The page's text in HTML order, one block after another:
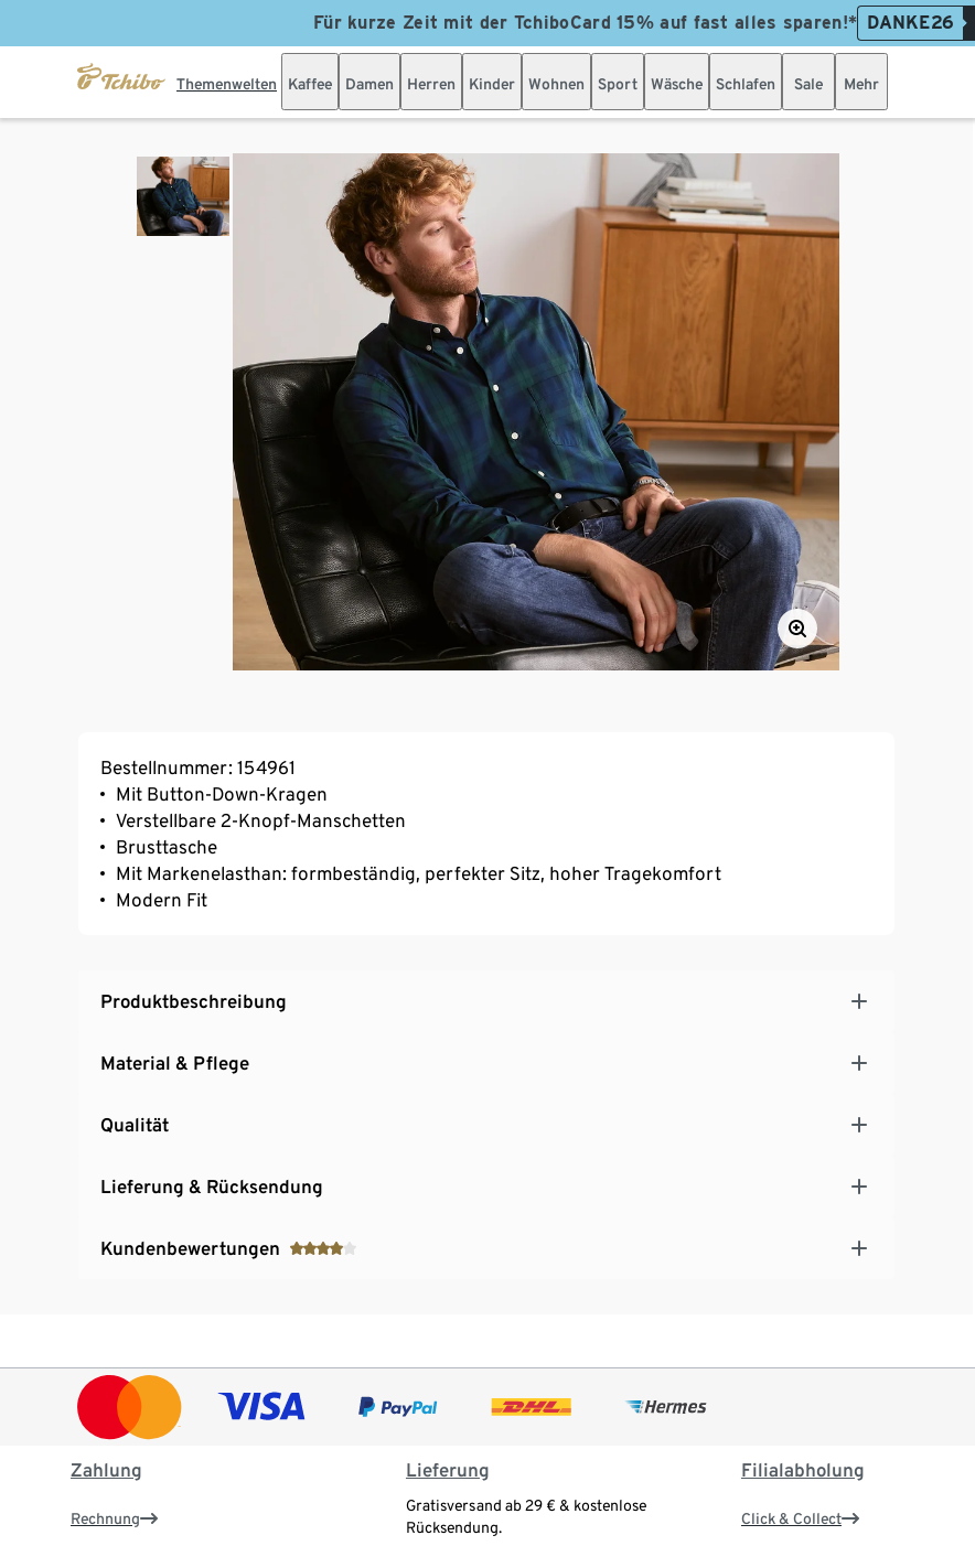
Für kurze Zeit mit der TchiboCard 15% auf fast alles sparen!* DANKE26
Themenwelten Kaffee Damen Herren Kinder Wohnen Sport Wäsche Schlafen Sale Mehr
Bestellnummer: 154961
Mit Button-Down-Kragen
Verstellbare 2-Knopf-Manschetten
Brusttasche
Mit Markenelasthan: formbeständig, perfekter Sitz, hoher Tragekomfort
Modern Fit
Produktbeschreibung
Material & Pflege
Qualität
Lieferung & Rücksendung
Kundenbewertungen
Zahlung
Rechnung
Lieferung
Gratisversand ab 29 € & kostenlose
Rücksendung.
Filialabholung
Click & Collect